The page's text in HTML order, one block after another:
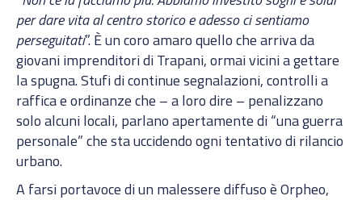
per dare vita al centro storico e adesso ci sentiamo
perseguitati”. È un coro amaro quello che arriva da
giovani imprenditori di Trapani, ormai vicini a gettare
la spugna. Stufi di continue segnalazioni, controlli a
raffica e ordinanze che – a loro dire – penalizzano
solo alcuni locali, parlano apertamente di “una guerra
personale” che sta uccidendo ogni tentativo di rilancio
urbano.
A farsi portavoce di un malessere diffuso è Orpheo,